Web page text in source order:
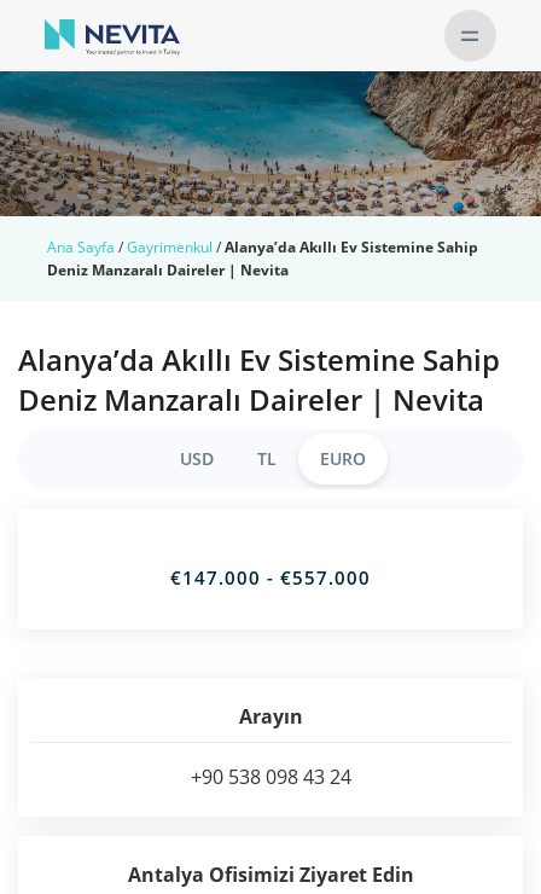
Ana Sayfa /Gayrimenkul /Alanya’da Akıllı Ev Sistemine Sahip
Deniz Manzaralı Daireler | Nevita
Alanya’da Akıllı Ev Sistemine Sahip
Deniz Manzaralı Daireler | Nevita
USD TL EURO
€147.000 - €557.000
Arayın
+90 538 098 43 24
Antalya Ofisimizi Ziyaret Edin